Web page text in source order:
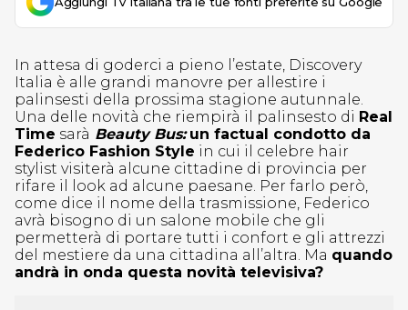
In attesa di goderci a pieno l’estate, Discovery
Italia è alle grandi manovre per allestire i
palinsesti della prossima stagione autunnale.
Una delle novità che riempirà il palinsesto di Real
Time sarà Beauty Bus: un factual condotto da
Federico Fashion Style in cui il celebre hair
stylist visiterà alcune cittadine di provincia per
rifare il look ad alcune paesane. Per farlo però,
come dice il nome della trasmissione, Federico
avrà bisogno di un salone mobile che gli
permetterà di portare tutti i confort e gli attrezzi
del mestiere da una cittadina all’altra. Ma quando
andrà in onda questa novità televisiva?